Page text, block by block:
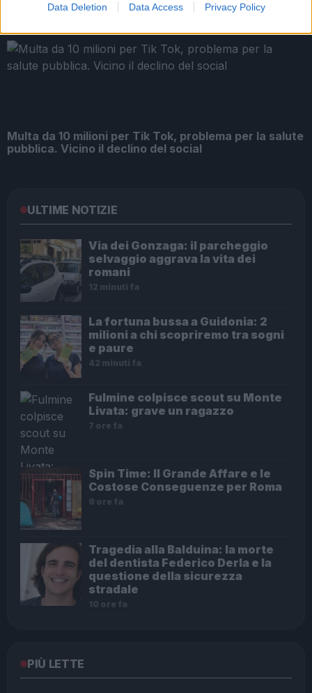
Data Deletion Data Access Privacy Policy
Dolori alla spalla e rimedi, le protesi diventano
Multa da 10 milioni per Tik Tok, problema per la salute
pubblica. Vicino il declino del social
ULTIME NOTIZIE
Via dei Gonzaga: il parcheggio
selvaggio aggrava la vita dei
romani
12 minuti fa
La fortuna bussa a Guidonia: 2
milioni a chi scopriremo tra sogni
e paure
42 minuti fa
Fulmine colpisce scout su Monte
Livata: grave un ragazzo
7 ore fa
Spin Time: Il Grande Affare e le
Costose Conseguenze per Roma
9 ore fa
Tragedia alla Balduina: la morte
del dentista Federico Derla e la
questione della sicurezza
stradale
10 ore fa
PIÙ LETTE